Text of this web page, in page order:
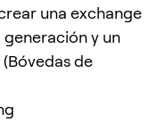
una exchange
generación y un
de